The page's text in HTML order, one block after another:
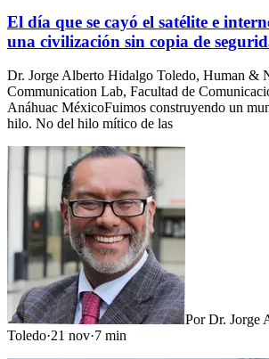
El día que se cayó el satélite e
una civilización sin copia de
Dr. Jorge Alberto Hidalgo Toledo, Human &
Communication Lab, Facultad de
Anáhuac MéxicoFuimos construyendo un
hilo. No del hilo mítico de las
PorDr. Jorge
Toledo·21 nov·7 min